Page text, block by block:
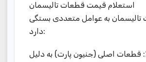
استعلام قیمت قطعات تالیسمان
به عوامل متعددی بستگی
دارد:
قطعات اصلی (جنیون پارت) به دلیل